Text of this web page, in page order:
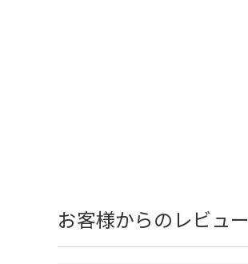
お客様からのレビュー